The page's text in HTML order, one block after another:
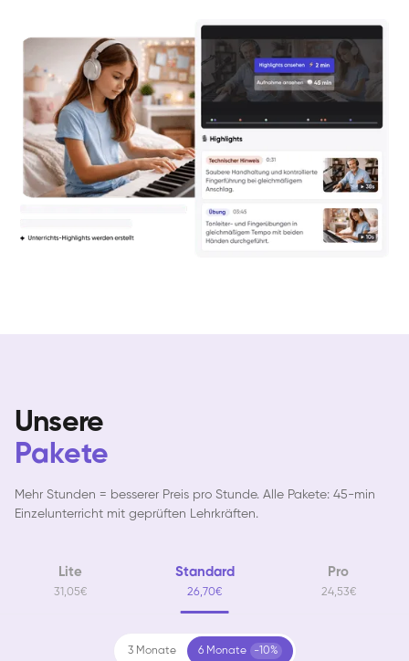
Yuna
Klavier / Piano / Flügel
Camilla
Klavier / Piano / Flügel
Negin
Klavier / Piano / Flügel
Katarzyna
Klavier / Piano / Flügel
Unsere
Pakete
Mehr Stunden = besserer Preis pro Stunde. Alle Pakete: 45-min
Einzelunterricht mit geprüften Lehrkräften.
Lite
31,05€
Standard
26,70€
Pro
24,53€
3 Monate 6 Monate -10%